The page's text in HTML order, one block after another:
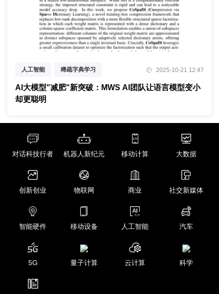
人工智能 稀疏字典学习
模型压缩
2025-10-21 12:47
AI大模型"减肥"新突破：MWS AI团队让语言模型变小
却更聪明
对话科技行者 机器人新纪元 移动计算 大数据
创新创业 物联网 商业 社交新媒体
智能硬件 移动设备 人工智能 汽车
5G 量子计算 云计算 科学